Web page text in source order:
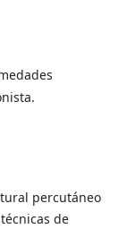
percutáneo
de